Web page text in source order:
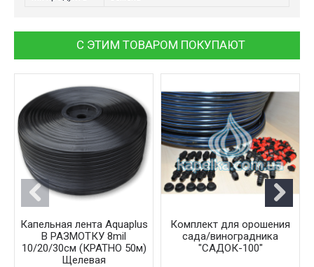
С ЭТИМ ТОВАРОМ ПОКУПАЮТ
Капельная лента Aquaplus
В РАЗМОТКУ 8mil
10/20/30см (КРАТНО 50м)
Щелевая
Комплект для орошения
сада/виноградника
"САДОК-100"